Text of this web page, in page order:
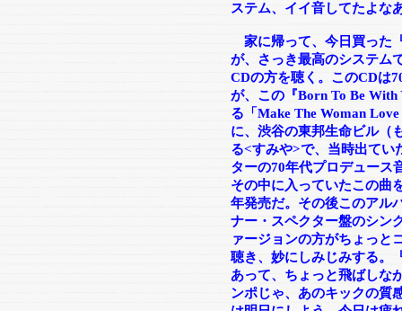
ステム、イイ音してたよな
家に帰って、今日買った
が、さっき最高のシステム
CDの方を聴く。このCDは
が、この『Born To Be With
る「Make The Woman
に、渋谷の東邦生命ビル（
る<すみや>で、当時出てい
ターの70年代プロデュース
その中に入っていたこの曲
年発売だ。その後このアル
ナー・スペクター盤のシン
ァージョンの方がちょっと
聴き、妙にしみじみする。
あって、ちょっと飛ばしな
ンポじゃ、あのキックの質